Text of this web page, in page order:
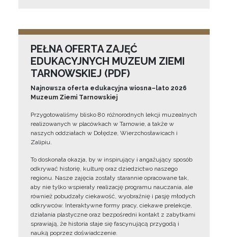
PEŁNA OFERTA ZAJĘĆ
EDUKACYJNYCH MUZEUM ZIEMI
TARNOWSKIEJ (PDF)
Najnowsza oferta edukacyjna wiosna–lato 2026
Muzeum Ziemi Tarnowskiej
Przygotowaliśmy blisko 80 różnorodnych lekcji muzealnych
realizowanych w placówkach w Tarnowie, a także w
naszych oddziałach w Dołędze, Wierzchosławicach i
Zalipiu.
To doskonała okazja, by w inspirujący i angażujący sposób
odkrywać historię, kulturę oraz dziedzictwo naszego
regionu. Nasze zajęcia zostały starannie opracowane tak,
aby nie tylko wspierały realizację programu nauczania, ale
również pobudzały ciekawość, wyobraźnię i pasję młodych
odkrywców. Interaktywne formy pracy, ciekawe prelekcje,
działania plastyczne oraz bezpośredni kontakt z zabytkami
sprawiają, że historia staje się fascynującą przygodą i
nauką poprzez doświadczenie.